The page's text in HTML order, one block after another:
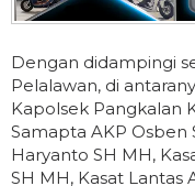
Dengan didampingi
Pelalawan, di
Kapolsek Pangkalan
Samapta AKP Osben
Haryanto SH MH,
SH MH, Kasat Lantas